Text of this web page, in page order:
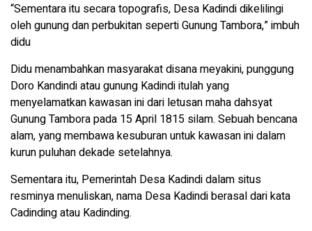
“Sementara itu secara topografis, Desa Kadindi dikelilingi
oleh gunung dan perbukitan seperti Gunung Tambora,” imbuh
didu
Didu menambahkan masyarakat disana meyakini, punggung
Doro Kandindi atau gunung Kadindi itulah yang
menyelamatkan kawasan ini dari letusan maha dahsyat
Gunung Tambora pada 15 April 1815 silam. Sebuah bencana
alam, yang membawa kesuburan untuk kawasan ini dalam
kurun puluhan dekade setelahnya.
Sementara itu, Pemerintah Desa Kadindi dalam situs
resminya menuliskan, nama Desa Kadindi berasal dari kata
Cadinding atau Kadinding.